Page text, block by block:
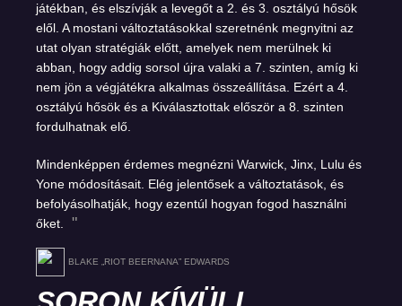
játékban, és elszívják a levegőt a 2. és 3. osztályú hősök
elől. A mostani változtatásokkal szeretnénk megnyitni az
utat olyan stratégiák előtt, amelyek nem merülnek ki
abban, hogy addig sorsol újra valaki a 7. szinten, amíg ki
nem jön a végjátékra alkalmas összeállítása. Ezért a 4.
osztályú hősök és a Kiválasztottak először a 8. szinten
fordulhatnak elő.
Mindenképpen érdemes megnézni Warwick, Jinx, Lulu és
Yone módosításait. Elég jelentősek a változtatások, és
befolyásolhatják, hogy ezentúl hogyan fogod használni
őket.
BLAKE „RIOT BEERNANA” EDWARDS